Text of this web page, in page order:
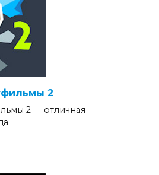
2
2 — отличная